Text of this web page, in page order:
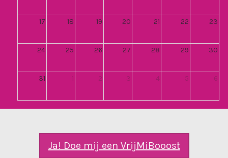
17 18 19 20 21 22 23
24 25 26 27 28 29 30
31 1 2 3 4 5 6
Ja! Doe mij een VrijMiBooost